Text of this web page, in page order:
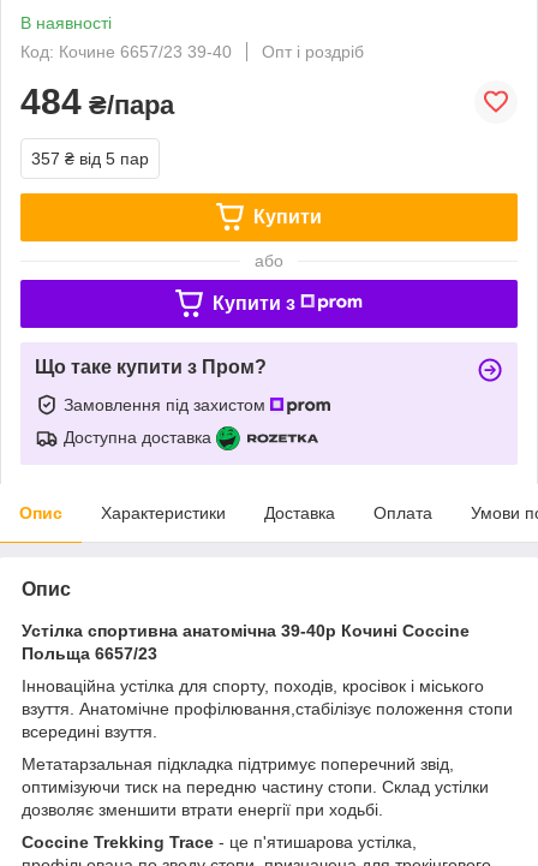
В наявності
Код: Кочине 6657/23 39-40
Опт і роздріб
484 ₴/пара
357 ₴ від 5 пар
Купити
або
Купити з
Що таке купити з Пром?
Замовлення під захистом
Доступна доставка
Опис Характеристики Доставка Оплата Умови
Опис
Устілка спортивна анатомічна 39-40р Кочині Coccine
Польща 6657/23
Інноваційна устілка для спорту, походів, кросівок і міського
взуття. Анатомічне профілювання,стабілізує положення стопи
всередині взуття.
Метатарзальная підкладка підтримує поперечний звід,
оптимізуючи тиск на передню частину стопи. Склад устілки
дозволяє зменшити втрати енергії при ходьбі.
Coccine Trekking Trace - це п'ятишарова устілка,